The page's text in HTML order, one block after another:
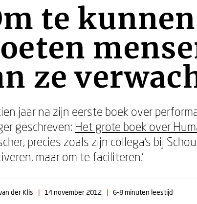
te
ze
jaar na zijn eerste boek over
geschreven: Het grote boek over
precies zoals zijn collega’s bij
maar om te faciliteren.’
der Klis | 14 november 2012 | 6-8 minuten leestijd